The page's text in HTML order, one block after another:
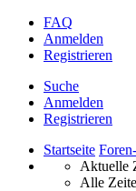
FAQ
Anmelden
Registrieren
Suche
Anmelden
Registrieren
Startseite
Aktuelle
Alle